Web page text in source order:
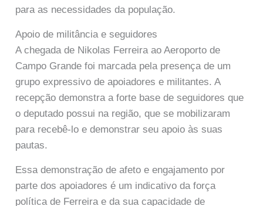
para as necessidades da população.
Apoio de militância e seguidores
A chegada de Nikolas Ferreira ao Aeroporto de
Campo Grande foi marcada pela presença de um
grupo expressivo de apoiadores e militantes. A
recepção demonstra a forte base de seguidores que
o deputado possui na região, que se mobilizaram
para recebê-lo e demonstrar seu apoio às suas
pautas.
Essa demonstração de afeto e engajamento por
parte dos apoiadores é um indicativo da força
política de Ferreira e da sua capacidade de